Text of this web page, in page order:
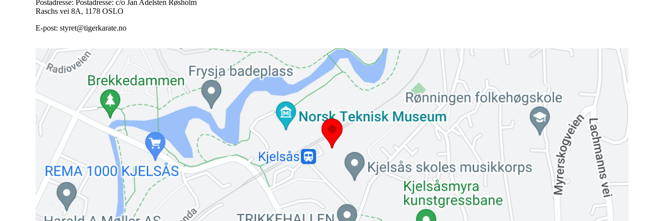
Postadresse: Postadresse: c/o Jan Adelsten Røsholm
Raschs vei 8A, 1178 OSLO
E-post: styret@tigerkarate.no